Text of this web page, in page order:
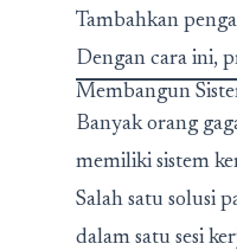
Tambahkan
Dengan cara ini,
Membangun
Banyak orang
memiliki sistem
Salah satu solusi
dalam satu sesi